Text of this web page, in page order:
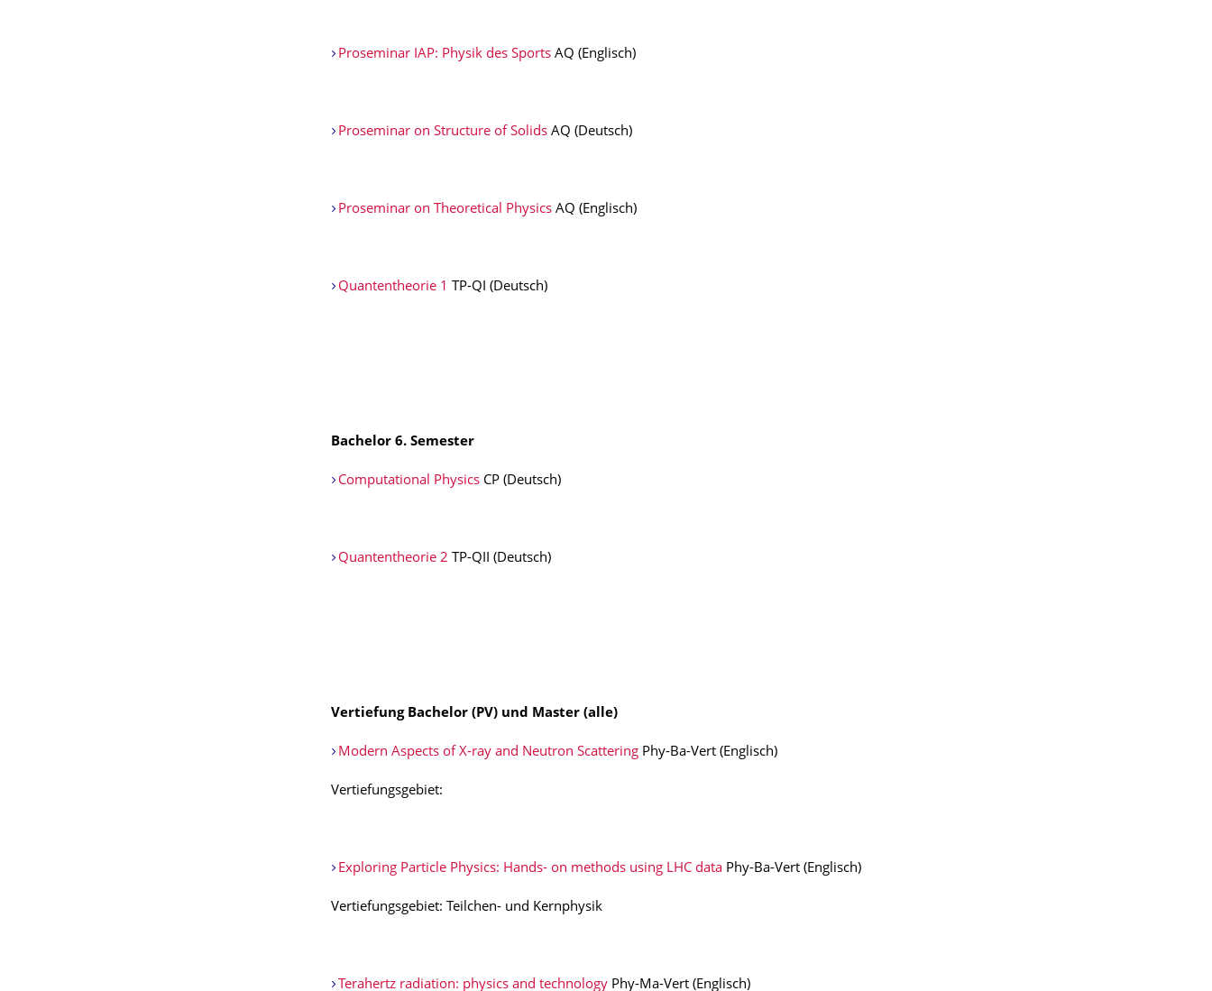
Proseminar IAP: Physik des Sports AQ (Englisch)
Proseminar on Structure of Solids AQ (Deutsch)
Proseminar on Theoretical Physics AQ (Englisch)
Quantentheorie 1 TP-QI (Deutsch)
Bachelor 6. Semester
Computational Physics CP (Deutsch)
Quantentheorie 2 TP-QII (Deutsch)
Vertiefung Bachelor (PV) und Master (alle)
Modern Aspects of X-ray and Neutron Scattering Phy-Ba-Vert (Englisch)
Vertiefungsgebiet:
Exploring Particle Physics: Hands- on methods using LHC data Phy-Ba-Vert (Englisch)
Vertiefungsgebiet: Teilchen- und Kernphysik
Terahertz radiation: physics and technology Phy-Ma-Vert (Englisch)